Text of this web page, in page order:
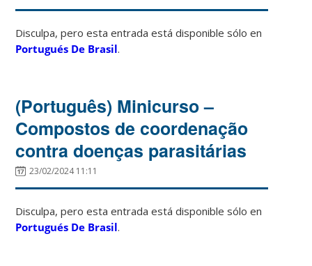
Disculpa, pero esta entrada está disponible sólo en
Portugués De Brasil.
(Português) Minicurso –
Compostos de coordenação
contra doenças parasitárias
23/02/2024 11:11
Disculpa, pero esta entrada está disponible sólo en
Portugués De Brasil.